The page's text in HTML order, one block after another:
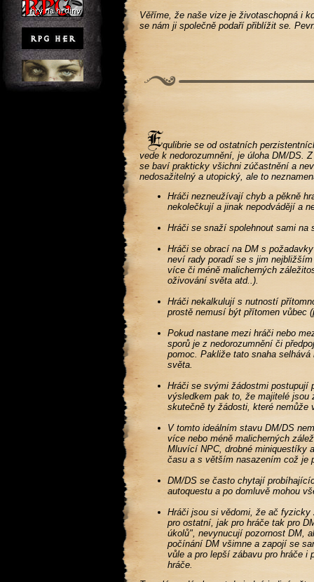
Věříme, že naše vize je životaschopná i
se nám ji společně podaří přiblížit se.
qulibrie se od ostatních
vede k nedorozumnění, je úloha DM/DS.
se baví prakticky všichni zúčastnění a
nedosažitelný a utopický, ale to
Hráči nezneužívají chyb a pěkně
nekolečkují a jinak nepodvádějí a
Hráči se snaží spolehnout sami
Hráči se obrací na DM s
neví rady poradí se s jim
více či méně malicherných
oživování světa atd..).
Hráči nekalkulují s nutností
prostě nemusí být přítomen vůbec
Pokud nastane mezi hráči nebo
sporů je z nedorozumnění či
pomoc. Pakliže tato snaha
světa.
Hráči se svými žádostmi postupují
výsledkem pak to, že majitelé jsou
skutečně ty žádosti, které
V tomto ideálním stavu DM/DS
více nebo méně malicherných
Mluvící NPC, drobné miniquestíky
času a s větším nasazením což je
DM/DS se často chytají
autoquestu a po domluvě mohou
Hráči jsou si vědomi, že ač fyzicky
pro ostatní, jak pro hráče tak pro
úkolů", nevynucují pozornost DM,
počínání DM všimne a zapojí se
vůle a pro lepší zábavu pro hráče i
hráče.